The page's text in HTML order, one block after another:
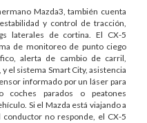
Mazda3, también cuenta
y control de tracción,
laterales de cortina. El CX-5
de monitoreo de punto ciego
alerta de cambio de carril,
el sistema Smart City, asistencia
informado por un láser para
coches parados o peatones
Si el Mazda está viajando a
no responde, el CX-5